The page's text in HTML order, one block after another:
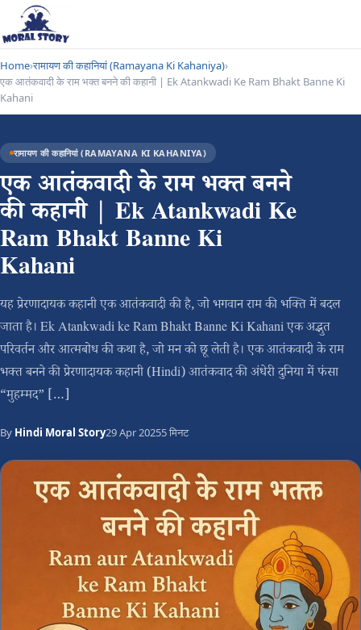
Home›रामायण की कहानियां (Ramayana Ki Kahaniya)›
एक आतंकवादी के राम भक्त बनने की कहानी | Ek Atankwadi Ke Ram Bhakt Banne Ki
Kahani
रामायण की कहानियां (RAMAYANA KI KAHANIYA)
एक आतंकवादी के राम भक्त बनने
की कहानी | Ek Atankwadi Ke
Ram Bhakt Banne Ki
Kahani
यह प्रेरणादायक कहानी एक आतंकवादी की है, जो भगवान राम की भक्ति में बदल
जाता है। Ek Atankwadi ke Ram Bhakt Banne Ki Kahani एक अद्भुत
परिवर्तन और आत्मबोध की कथा है, जो मन को छू लेती है। एक आतंकवादी के राम
भक्त बनने की प्रेरणादायक कहानी (Hindi) आतंकवाद की अंधेरी दुनिया में फंसा
“मुहम्मद” […]
By Hindi Moral Story29 Apr 20255 मिनट